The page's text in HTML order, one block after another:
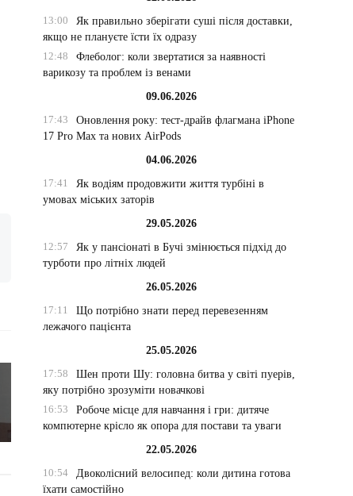
13:00
Як правильно зберігати суші після доставки,
якщо не плануєте їсти їх одразу
12:48
Флеболог: коли звертатися за наявності
варикозу та проблем із венами
09.06.2026
17:43
Оновлення року: тест-драйв флагмана iPhone
17 Pro Max та нових AirPods
04.06.2026
17:41
Як водіям продовжити життя турбіні в
умовах міських заторів
29.05.2026
12:57
Як у пансіонаті в Бучі змінюється підхід до
турботи про літніх людей
26.05.2026
17:11
Що потрібно знати перед перевезенням
лежачого пацієнта
25.05.2026
17:58
Шен проти Шу: головна битва у світі пуерів,
яку потрібно зрозуміти новачкові
16:53
Робоче місце для навчання і гри: дитяче
компютерне крісло як опора для постави та уваги
22.05.2026
10:54
Двоколісний велосипед: коли дитина готова
їхати самостійно